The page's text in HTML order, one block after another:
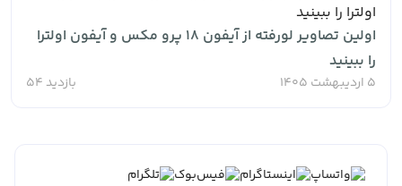
اولین تصاویر لورفته از آیفون ۱۸ پرو مکس و آیفون اولترا
را ببینید
5 اردیبهشت 1405 بازدید 54